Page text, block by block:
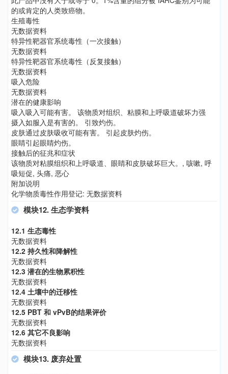
的或肯定的人类致癌物。
生殖毒性
无数据资料
特异性靶器官系统毒性（一次接触）
无数据资料
特异性靶器官系统毒性（反复接触）
无数据资料
吸入危险
无数据资料
潜在的健康影响
吸入吸入可能有害。 该物质对组织、粘膜和上呼吸道破坏力强
摄入如服入是有害的。 引致灼伤。
皮肤通过皮肤吸收可能有害。 引起皮肤灼伤。
眼睛引起眼睛灼伤。
接触后的征兆和症状
该物质对粘膜组织和上呼吸道、眼睛和皮肤破坏巨大。, 咳嗽, 呼
吸短促, 头痛, 恶心
附加说明
化学物质毒性作用登记: 无数据资料
模块12. 生态学资料
12.1 生态毒性
无数据资料
12.2 持久性和降解性
无数据资料
12.3 潜在的生物累积性
无数据资料
12.4 土壤中的迁移性
无数据资料
12.5 PBT 和 vPvB的结果评价
无数据资料
12.6 其它不良影响
无数据资料
模块13. 废弃处置